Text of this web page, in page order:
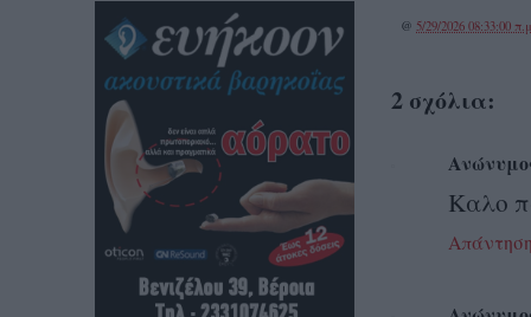
@ 5/29/2026 08:33:00
2 σχόλια:
Καλο